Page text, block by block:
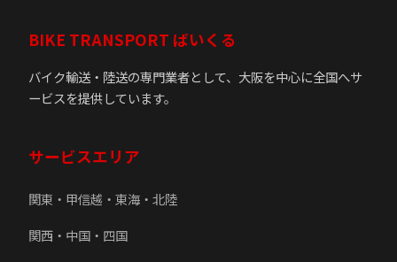
BIKE TRANSPORT ばいくる
バイク輸送・陸送の専門業者として、大阪を中心に全国へサ
ービスを提供しています。
サービスエリア
関東・甲信越・東海・北陸
関西・中国・四国